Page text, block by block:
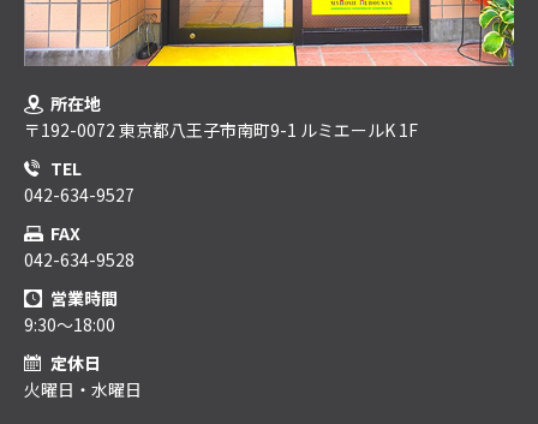
所在地
〒192-0072 東京都八王子市南町9-1 ルミエールK 1F
TEL
042-634-9527
FAX
042-634-9528
営業時間
9:30～18:00
定休日
火曜日・水曜日